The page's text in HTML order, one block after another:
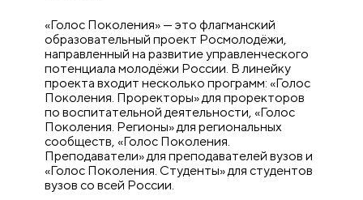
«Голос Поколения» — это флагманский
образовательный проект Росмолодёжи,
направленный на развитие управленческого
потенциала молодёжи России. В линейку
проекта входит несколько программ: «Голос
Поколения. Проректоры» для проректоров
по воспитательной деятельности, «Голос
Поколения. Регионы» для региональных
сообществ, «Голос Поколения.
Преподаватели» для преподавателей вузов и
«Голос Поколения. Студенты» для студентов
вузов со всей России.